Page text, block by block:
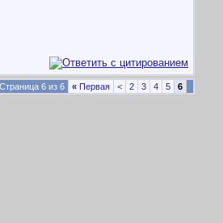
Страница 6 из 6 « Первая < 2 3 4 5 6